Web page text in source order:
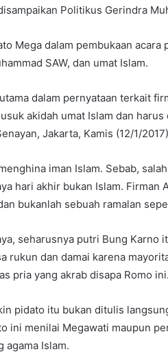
Politikus Gerindra
Mega dalam pembukaan acara
SAW, dan umat Islam.
dalam pernyataan terkait
akidah umat Islam dan
Jakarta, Kamis (12/1/
iman Islam. Sebab,
hari akhir bukan Islam. Firman
bukanlah sebuah ramalan
seharusnya putri Bung Karno
rukun dan damai karena
pria yang akrab disapa Romo ini.
pidato itu bukan ditulis
ini menilai Megawati maupun
agama Islam.